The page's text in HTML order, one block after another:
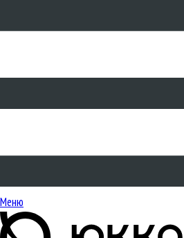
Меню